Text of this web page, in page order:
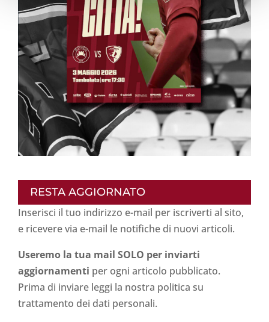
RESTA AGGIORNATO
Inserisci il tuo indirizzo e-mail per iscriverti al sito,
e ricevere via e-mail le notifiche di nuovi articoli.
Useremo la tua mail SOLO per inviarti
aggiornamenti per ogni articolo pubblicato.
Prima di inviare leggi la nostra politica su
trattamento dei dati personali.